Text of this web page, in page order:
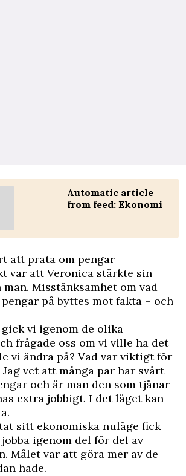
Automatic article
from feed: Ekonomi
att prata om pengar
var att Veronica stärkte sin
Misstänksamhet om vad
på byttes mot fakta – och
vi igenom de olika
frågade oss om vi ville ha det
vi ändra på? Vad var viktigt för
vet att många par har svårt
och är man den som tjänar
extra jobbigt. I det läget kan
sitt ekonomiska nuläge fick
igenom del för del av
Målet var att göra mer av de
hade.